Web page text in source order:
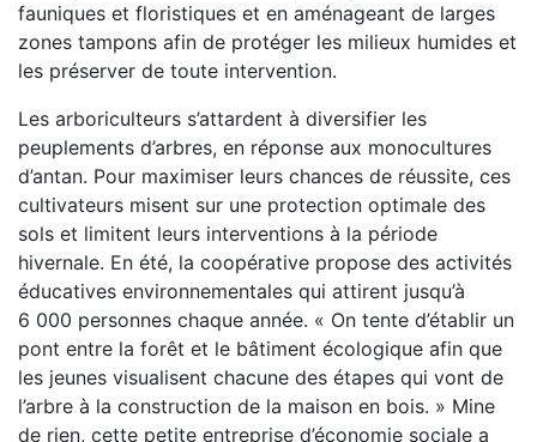
fauniques et floristiques et en aménageant de larges
zones tampons afin de protéger les milieux humides et
les préserver de toute intervention.
Les arboriculteurs s’attardent à diversifier les
peuplements d’arbres, en réponse aux monocultures
d’antan. Pour maximiser leurs chances de réussite, ces
cultivateurs misent sur une protection optimale des
sols et limitent leurs interventions à la période
hivernale. En été, la coopérative propose des activités
éducatives environnementales qui attirent jusqu’à
6 000 personnes chaque année. « On tente d’établir un
pont entre la forêt et le bâtiment écologique afin que
les jeunes visualisent chacune des étapes qui vont de
l’arbre à la construction de la maison en bois. » Mine
de rien, cette petite entreprise d’économie sociale a